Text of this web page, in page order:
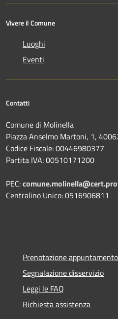
Vivere il Comune
Luoghi
Eventi
Contatti
Comune di Molinella
Piazza Anselmo Martoni, 1,
Codice Fiscale: 00446980377
Partita IVA: 00510171200
PEC:
Centralino Unico: 0516906811
Prenotazione appuntamento
Segnalazione disservizio
Leggi le FAQ
Richiesta assistenza